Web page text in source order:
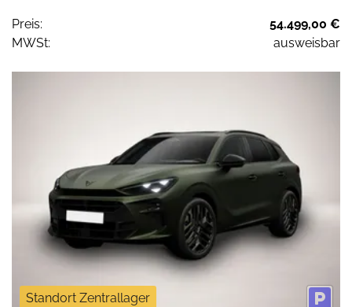
Preis:
54.499,00 €
MWSt:
ausweisbar
Standort Zentrallager